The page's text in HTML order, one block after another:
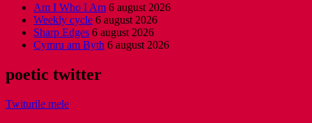
Am I Who I Am 6 august 2026
Weekly cycle 6 august 2026
Sharp Edges 6 august 2026
Cymru am Byth 6 august 2026
poetic twitter
Twiturile mele